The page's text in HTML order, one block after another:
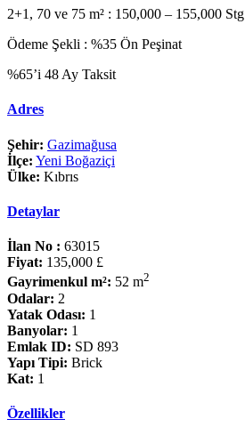
2+1, 70 ve 75 m² : 150,000 – 155,000 Stg
Ödeme Şekli : %35 Ön Peşinat
%65’i 48 Ay Taksit
Adres
Şehir: Gazimağusa
İlçe: Yeni Boğaziçi
Ülke: Kıbrıs
Detaylar
İlan No : 63015
Fiyat: 135,000 £
Gayrimenkul m²: 52 m2
Odalar: 2
Yatak Odası: 1
Banyolar: 1
Emlak ID: SD 893
Yapı Tipi: Brick
Kat: 1
Özellikler